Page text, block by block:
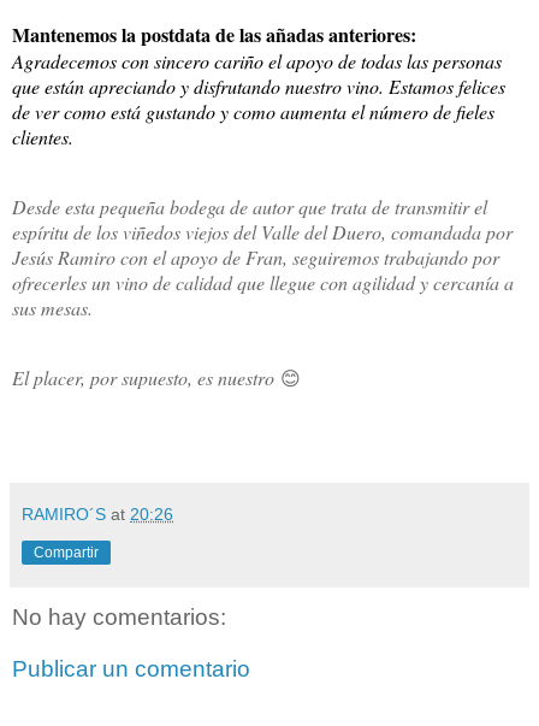
Mantenemos la postdata de las añadas anteriores:
Agradecemos con sincero cariño el apoyo de todas las personas
que están apreciando y disfrutando nuestro vino. Estamos felices
de ver como está gustando y como aumenta el número de fieles
clientes.
Desde esta pequeña bodega de autor que trata de transmitir el
espíritu de los viñedos viejos del Valle del Duero, comandada por
Jesús Ramiro con el apoyo de Fran, seguiremos trabajando por
ofrecerles un vino de calidad que llegue con agilidad y cercanía a
sus mesas.
El placer, por supuesto, es nuestro 😊
RAMIRO´S at 20:26
Compartir
No hay comentarios:
Publicar un comentario